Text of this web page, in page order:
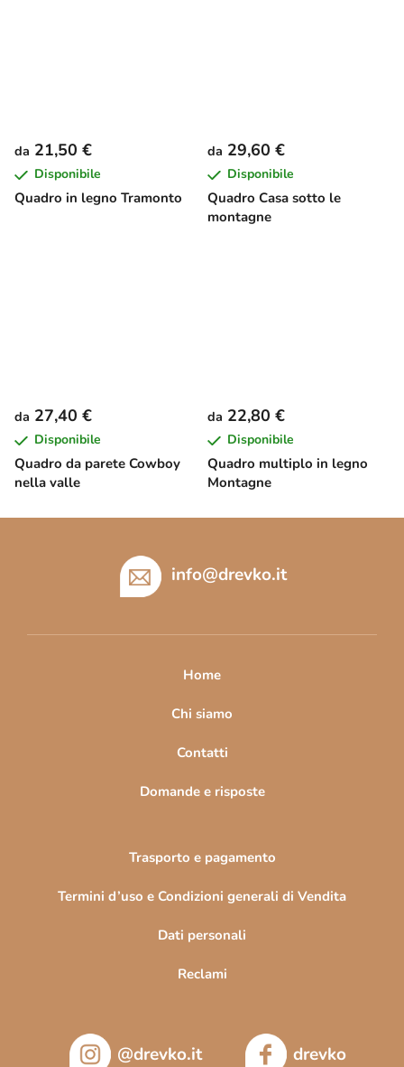
Quadro in legno Tramonto
da 21,50 €
Disponibile
Quadro Casa sotto le
montagne
da 29,60 €
Disponibile
Quadro da parete Cowboy
nella valle
da 27,40 €
Disponibile
Quadro multiplo in legno
Montagne
da 22,80 €
Disponibile
info@drevko.it
Home
Chi siamo
Contatti
Domande e risposte
Trasporto e pagamento
Termini d’uso e Condizioni generali di Vendita
Dati personali
Reclami
@drevko.it drevko